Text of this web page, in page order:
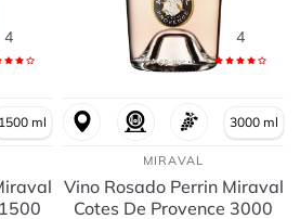
4
1500 ml
4
3000 ml
MIRAVAL
Vino Rosado Perrin Miraval
Cotes De Provence 3000